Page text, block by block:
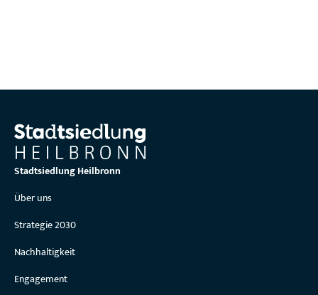
Stadtsiedlung Heilbronn
Über uns
Strategie 2030
Nachhaltigkeit
Engagement